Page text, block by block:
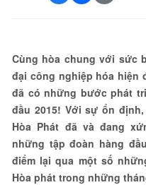
Cùng hòa chung với sức
đại công nghiệp hóa hiện
đã có những bước phát
đầu 2015! Với sự ổn
Hòa Phát đã và đang
những tập đoàn hàng
điểm lại qua một số
Hòa phát trong những